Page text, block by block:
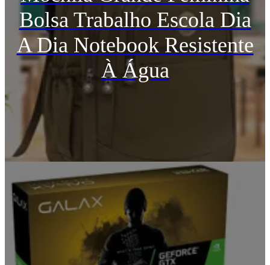
Bolsa Trabalho Escola Dia
A Dia Notebook Resistente
À Água